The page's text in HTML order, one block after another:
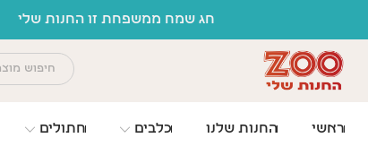
ראשי החנות שלנו כלבים חתולים